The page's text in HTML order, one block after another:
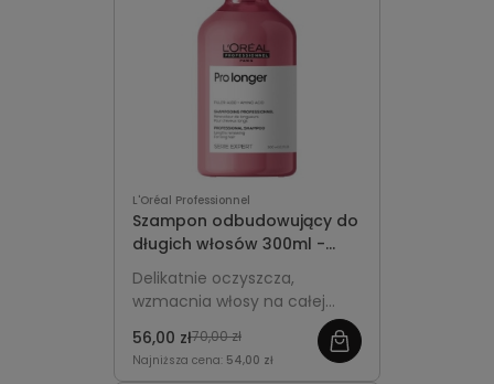
L'Oréal Professionnel
Szampon odbudowujący do
długich włosów 300ml -
L'Oréal Professionnel Pro
Longer
Delikatnie oczyszcza,
wzmacnia włosy na całej
przerzedzaniu, nadając im
zdrowy wygląd i blask.
56,00 zł70,00 zł
Najniższa cena: 54,00 zł